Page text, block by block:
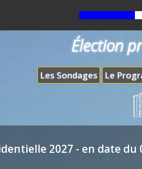
Les Sondages Le
Élection
2027 - en date